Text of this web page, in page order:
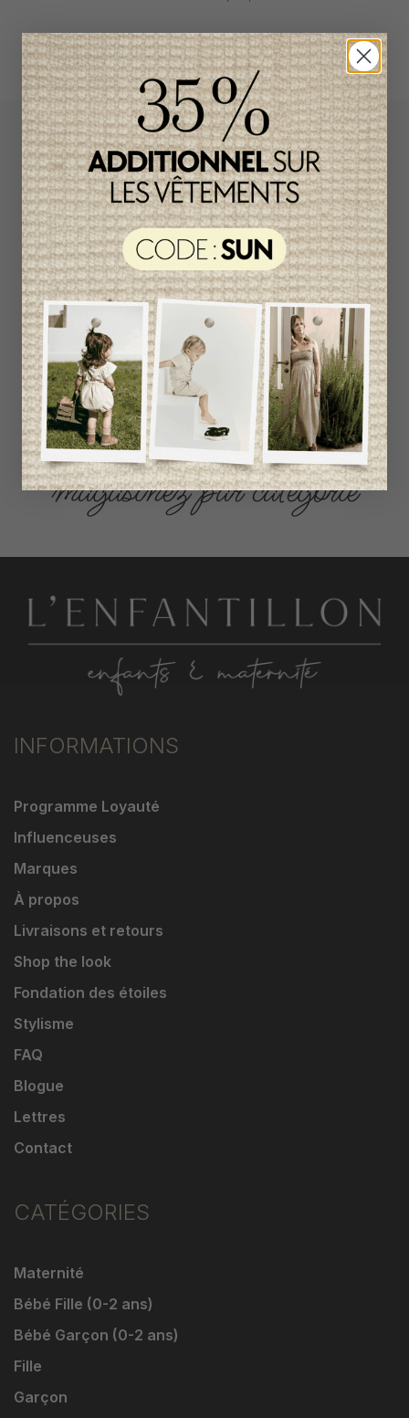
L`Enfantillon propose des collections pour de
vêtements pour bébés de créateurs
européens et canadiens à prix imbattables.
Nous dénichons les perles rares et
choisissons les plus belles pièces de saisons
en saisons. Si un vêtement vous convient, ne
tardez pas à vous le procurer car la plupart du
temps, les articles offerts ne sont disponibles
que dans une seule taille et en un seul
exemplaire. Profitez de la livraison gratuite au
Canada avec tout achat de 100$ et plus
avant taxes.
ACCÈS RAPIDE
magasinez par catégorie
INFORMATIONS
Programme Loyauté
Influenceuses
Marques
À propos
Livraisons et retours
Shop the look
Fondation des étoiles
Stylisme
FAQ
Blogue
Lettres
Contact
CATÉGORIES
Maternité
Bébé Fille (0-2 ans)
Bébé Garçon (0-2 ans)
Fille
Garçon